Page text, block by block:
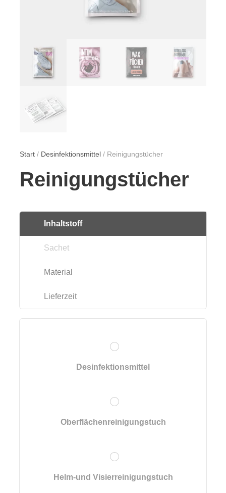
Start / Desinfektionsmittel / Reinigungstücher
Reinigungstücher
Inhaltstoff
Sachet
Material
Lieferzeit
Desinfektionsmittel
Oberflächenreinigungstuch
Helm-und Visierreinigungstuch